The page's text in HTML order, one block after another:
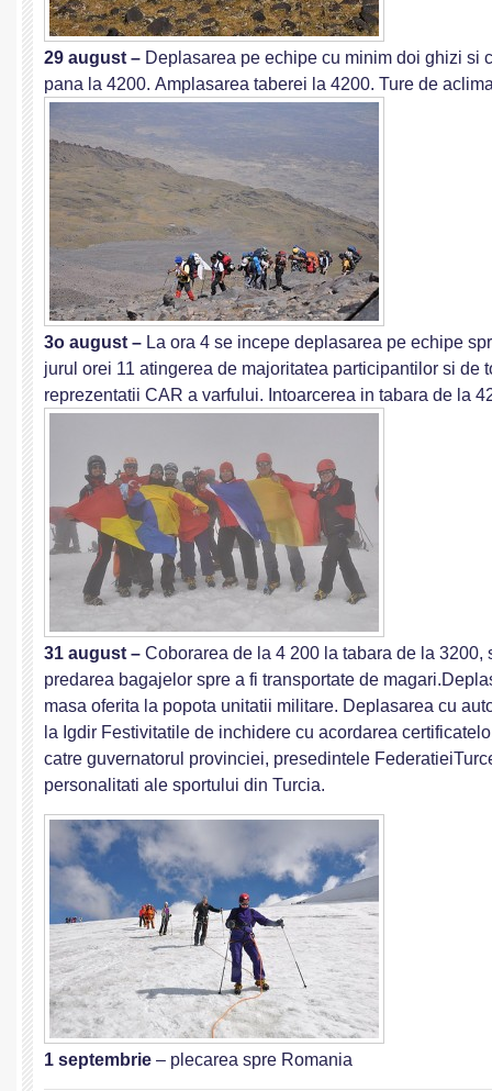
29 august – Deplasarea pe echipe cu minim doi ghizi si
pana la 4200. Amplasarea taberei la 4200. Ture de
3o august – La ora 4 se incepe deplasarea pe echipe
jurul orei 11 atingerea de majoritatea participantilor si de
reprezentatii CAR a varfului. Intoarcerea in tabara de la
31 august – Coborarea de la 4 200 la tabara de la 3200,
predarea bagajelor spre a fi transportate de
masa oferita la popota unitatii militare. Deplasarea cu
la Igdir Festivitatile de inchidere cu acordarea
catre guvernatorul provinciei, presedintele
personalitati ale sportului din Turcia.
1 septembrie – plecarea spre Romania